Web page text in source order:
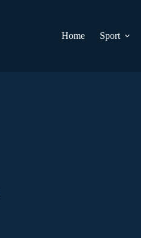
Home
Sport